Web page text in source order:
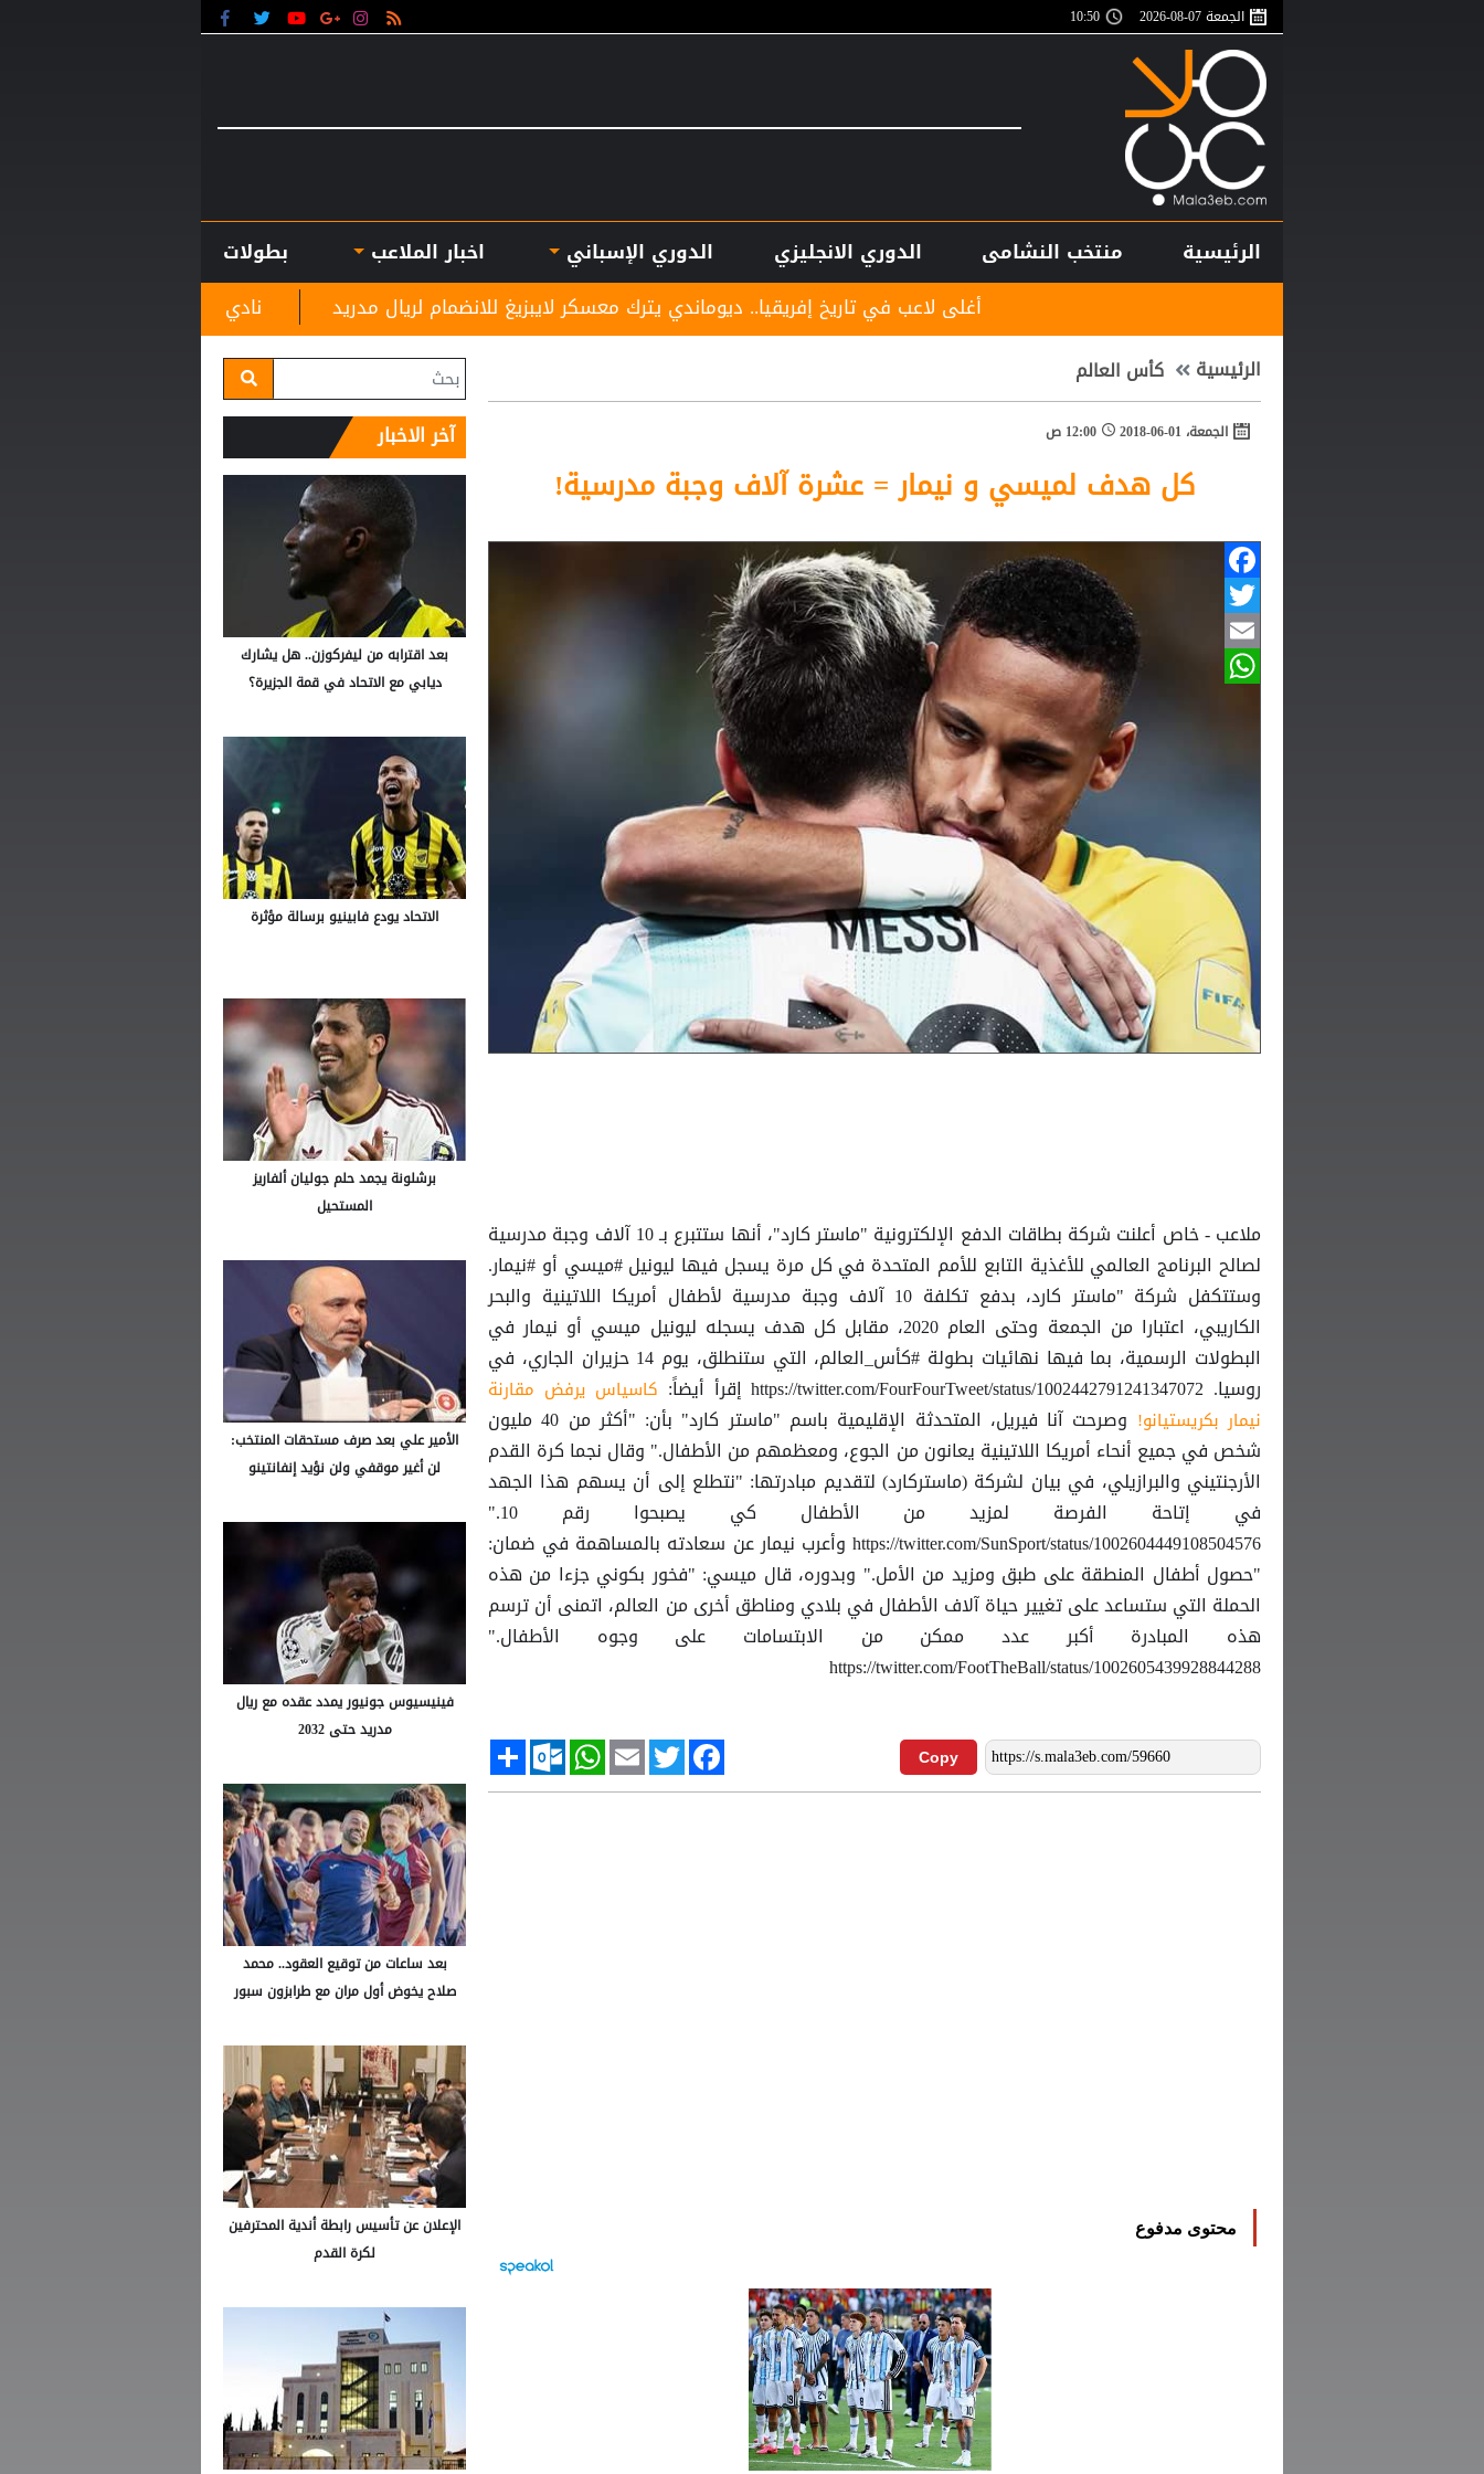
الجمعة 07-08-2026 10:50
الرئيسية منتخب النشامى الدوري الانجليزي الدوري الإسباني اخبار الملاعب
بطولات
نادي الرمثا يستقبل مدربه الجديد غاسانين
أغلى لاعب في تاريخ إفريقيا.. ديوماندي يترك معسكر لايبزيغ للانضمام لريال مدريد
الرئيسية كأس العالم
الجمعة، 01-06-2018 12:00 ص
كل هدف لميسي و نيمار = عشرة آلاف وجبة مدرسية!
Facebook
Twitter
Email
WhatsApp
ملاعب - خاص أعلنت شركة بطاقات الدفع الإلكترونية "ماستر كارد"، أنها ستتبرع بـ 10 آلاف وجبة مدرسية
لصالح البرنامج العالمي للأغذية التابع للأمم المتحدة في كل مرة يسجل فيها ليونيل #ميسي أو #نيمار.
وستتكفل شركة "ماستر كارد، بدفع تكلفة 10 آلاف وجبة مدرسية لأطفال أمريكا اللاتينية والبحر
الكاريبي، اعتبارا من الجمعة وحتى العام 2020، مقابل كل هدف يسجله ليونيل ميسي أو نيمار في
البطولات الرسمية، بما فيها نهائيات بطولة #كأس_العالم، التي ستنطلق، يوم 14 حزيران الجاري، في
روسيا. https://twitter.com/FourFourTweet/status/1002442791241347072 إقرأ أيضاً:
كاسياس يرفض مقارنة
نيمار بكريستيانو!
وصرحت آنا فيريل، المتحدثة الإقليمية باسم "ماستر كارد" بأن: "أكثر من 40 مليون
شخص في جميع أنحاء أمريكا اللاتينية يعانون من الجوع، ومعظمهم من الأطفال." وقال نجما كرة القدم
الأرجنتيني والبرازيلي، في بيان لشركة (ماستركارد) لتقديم مبادرتها: "نتطلع إلى أن يسهم هذا الجهد
في إتاحة الفرصة لمزيد من الأطفال كي يصبحوا رقم 10."
https://twitter.com/SunSport/status/1002604449108504576 وأعرب نيمار عن سعادته بالمساهمة في ضمان:
"حصول أطفال المنطقة على طبق ومزيد من الأمل." وبدوره، قال ميسي: "فخور بكوني جزءا من هذه
الحملة التي ستساعد على تغيير حياة آلاف الأطفال في بلادي ومناطق أخرى من العالم، اتمنى أن ترسم
هذه المبادرة أكبر عدد ممكن من الابتسامات على وجوه الأطفال."
https://twitter.com/FootTheBall/status/1002605439928844288
Copy
Facebook
Twitter
Email
WhatsApp
Outlook.com
Share
محتوى مدفوع
آخر الاخبار
بعد اقترابه من ليفركوزن.. هل يشارك
ديابي مع الاتحاد في قمة الجزيرة؟
الاتحاد يودع فابينيو برسالة مؤثرة
برشلونة يجمد حلم جوليان ألفاريز
المستحيل
الأمير علي بعد صرف مستحقات المنتخب:
لن أغير موقفي ولن نؤيد إنفانتينو
فينيسيوس جونيور يمدد عقده مع ريال
مدريد حتى 2032
بعد ساعات من توقيع العقود.. محمد
صلاح يخوض أول مران مع طرابزون سبور
الإعلان عن تأسيس رابطة أندية المحترفين
لكرة القدم